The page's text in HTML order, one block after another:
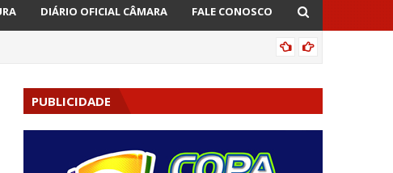
DIÁRIO OFICIAL CÂMARA FALE CONOSCO
PUBLICIDADE